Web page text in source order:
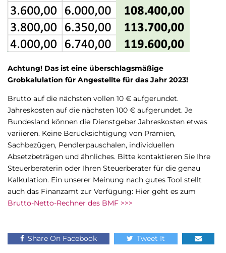
Achtung! Das ist eine überschlagsmäßige
Grobkalulation für Angestellte für das Jahr 2023!
Brutto auf die nächsten vollen 10 € aufgerundet.
Jahreskosten auf die nächsten 100 € aufgerundet. Je
Bundesland können die Dienstgeber Jahreskosten etwas
variieren. Keine Berücksichtigung von Prämien,
Sachbezügen, Pendlerpauschalen, individuellen
Absetzbeträgen und ähnliches. Bitte kontaktieren Sie Ihre
Steuerberaterin oder Ihren Steuerberater für die genau
Kalkulation. Ein unserer Meinung nach gutes Tool stellt
auch das Finanzamt zur Verfügung: Hier geht es zum
Brutto-Netto-Rechner des BMF >>>
Share On Facebook Tweet It